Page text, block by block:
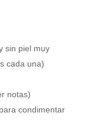
sin piel muy
cada una)
notas)
condimentar